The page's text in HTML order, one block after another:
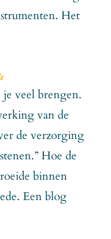
Het
je veel brengen.
van de
de verzorging
Hoe de
binnen
Een blog